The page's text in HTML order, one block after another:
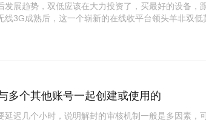
展趋势，双低应该在大力投资了，买最好的设备，
3G成熟后，这一个崭新的在线收平台领头羊非双低
多个其他账号一起创建或使用的
迟几个小时，说明解封的审核机制一般是多因素，